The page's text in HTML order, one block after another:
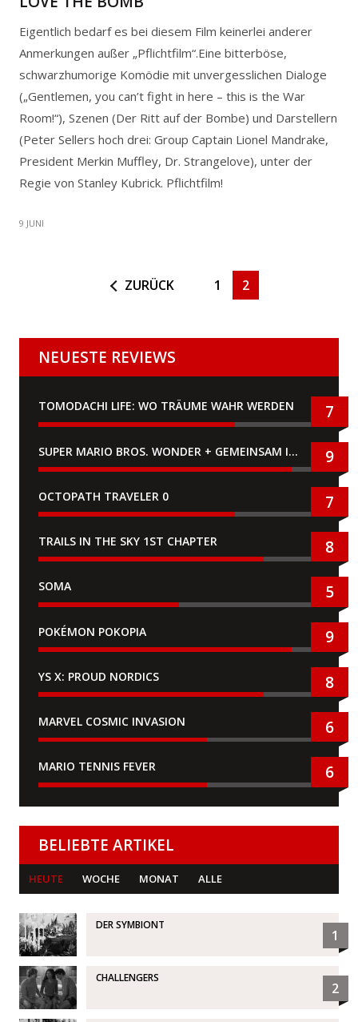
Eigentlich bedarf es bei diesem Film keinerlei anderer
Anmerkungen außer „Pflichtfilm“.Eine bitterböse,
schwarzhumorige Komödie mit unvergesslichen Dialoge
(„Gentlemen, you can’t fight in here – this is the War
Room!“), Szenen (Der Ritt auf der Bombe) und Darstellern
(Peter Sellers hoch drei: Group Captain Lionel Mandrake,
President Merkin Muffley, Dr. Strangelove), unter der
Regie von Stanley Kubrick. Pflichtfilm!
9 JUNI
ZURÜCK 1 2
NEUESTE REVIEWS
TOMODACHI LIFE: WO TRÄUME WAHR WERDEN 7
SUPER MARIO BROS. WONDER + GEMEINSAM IM BELLABEL-PARK 9
OCTOPATH TRAVELER 0 7
TRAILS IN THE SKY 1ST CHAPTER 8
SOMA 5
POKÉMON POKOPIA 9
YS X: PROUD NORDICS 8
MARVEL COSMIC INVASION 6
MARIO TENNIS FEVER 6
BELIEBTE ARTIKEL
HEUTE WOCHE MONAT ALLE
DER SYMBIONT
1
CHALLENGERS
2